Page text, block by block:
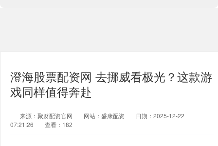
澄海股票配资网 去挪威看极光？这款游
戏同样值得奔赴
来源：聚财配资官网 网站：盛康配资
日期：2025-12-22
07:21:26
查看：182